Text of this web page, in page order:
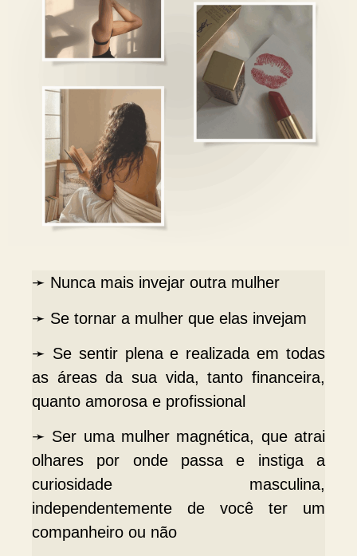
➛ Nunca mais invejar outra mulher
➛ Se tornar a mulher que elas invejam
➛ Se sentir plena e realizada em todas
as áreas da sua vida, tanto financeira,
quanto amorosa e profissional
➛ Ser uma mulher magnética, que atrai
olhares por onde passa e instiga a
curiosidade masculina,
independentemente de você ter um
companheiro ou não